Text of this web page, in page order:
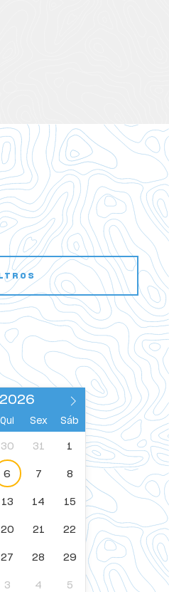
AGENDA
AGENDA
Qui Sex Sáb
30 31 1
6 7 8
13 14 15
20 21 22
27 28 29
3 4 5